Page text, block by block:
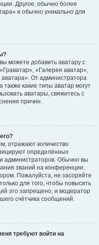
Другое, обычно более
и обычно уникально для
можете добавить аватару с
«Галерея аватар»,
От администратора
также какие типы аватар могут
аватары, свяжитесь с
причин.
отражают количество
определённых
администраторов. Обычно вы
званий на конференции,
Пожалуйста, не засоряйте
для того, чтобы повысить
это запрещено, и модератор
счётчика сообщений.
требуют войти на